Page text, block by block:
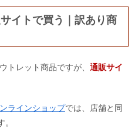
イトで買う｜訳あり商
トレット商品ですが、 通販サイ
ラインショップでは、店舗と同